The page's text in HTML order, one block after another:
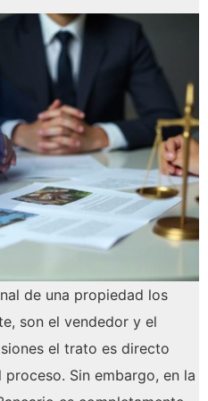
de una propiedad los
son el vendedor y el
el trato es directo
Sin embargo, en la